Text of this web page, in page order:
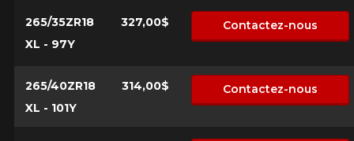
265/35ZR18
XL - 97Y
327,00$ Contactez-nous
265/40ZR18
XL - 101Y
314,00$ Contactez-nous